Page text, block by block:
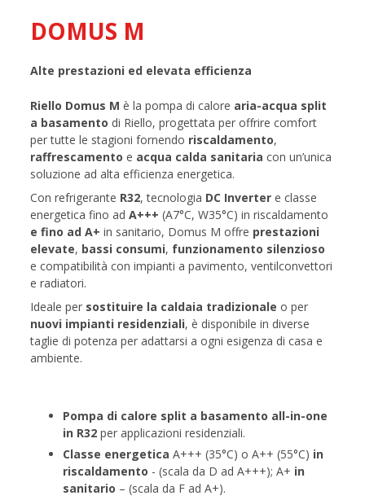
DOMUS M
Alte prestazioni ed elevata efficienza
Riello Domus M è la pompa di calore aria-acqua split
a basamento di Riello, progettata per offrire comfort
per tutte le stagioni fornendo riscaldamento,
raffrescamento e acqua calda sanitaria con un’unica
soluzione ad alta efficienza energetica.
Con refrigerante R32, tecnologia DC Inverter e classe
energetica fino adA+++ (A7°C, W35°C) in riscaldamento
e fino ad A+ in sanitario, Domus M offre prestazioni
elevate, bassi consumi, funzionamento silenzioso
e compatibilità con impianti a pavimento, ventilconvettori
e radiatori.
Ideale per sostituire la caldaia tradizionale o per
nuovi impianti residenziali, è disponibile in diverse
taglie di potenza per adattarsi a ogni esigenza di casa e
ambiente.
Pompa di calore split a basamento all-in-one
in R32 per applicazioni residenziali.
Classe energetica A+++ (35°C) o A++ (55°C) in
riscaldamento - (scala da D ad A+++); A+ in
sanitario – (scala da F ad A+).